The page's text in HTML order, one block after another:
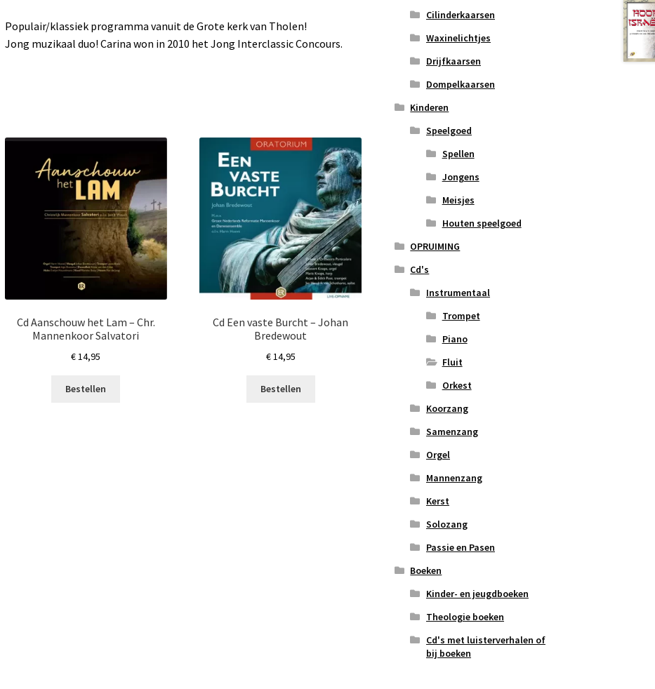
Populair/klassiek programma vanuit de Grote kerk van Tholen!
Jong muzikaal duo! Carina won in 2010 het Jong Interclassic Concours.
Cd Aanschouw het Lam – Chr.
Mannenkoor Salvatori
€ 14,95
Bestellen
Cd Een vaste Burcht – Johan
Bredewout
€14,95
Bestellen
Cilinderkaarsen
Waxinelichtjes
Drijfkaarsen
Dompelkaarsen
Kinderen
Speelgoed
Spellen
Jongens
Meisjes
Houten speelgoed
OPRUIMING
Cd's
Instrumentaal
Trompet
Piano
Fluit
Orkest
Koorzang
Samenzang
Orgel
Mannenzang
Kerst
Solozang
Passie en Pasen
Boeken
Kinder- en jeugdboeken
Theologie boeken
Cd's met luisterverhalen of
bij boeken